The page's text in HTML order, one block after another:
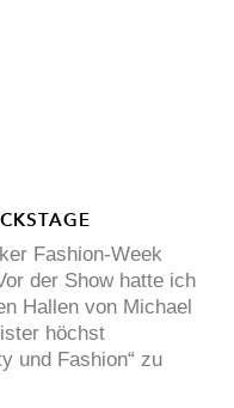
Fashion-Week
der Show hatte ich
Hallen von Michael
höchst
und Fashion“ zu